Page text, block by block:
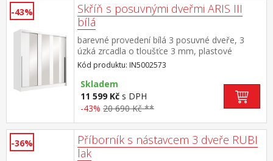
-43%
Skříň s posuvnými dveřmi ARIS III
bílá
barevné provedení bílá 3 posuvné dveře, 3
úzká zrcadla o tloušťce 3 mm, plastové
úchytky prostor dělený v poměru 1:2 v levé
užší části 4 police o šířce 61 cm v pravé širší
části 2 šatní tyče, každá v délce 68 cm a police
na klobouky o šířce 138 cm
Kód produktu: IN5002573
Skladem
11 599 Kč s DPH
-43% 20 690 Kč **
-36%
Příborník s nástavcem 3 dveře RUBI
lak